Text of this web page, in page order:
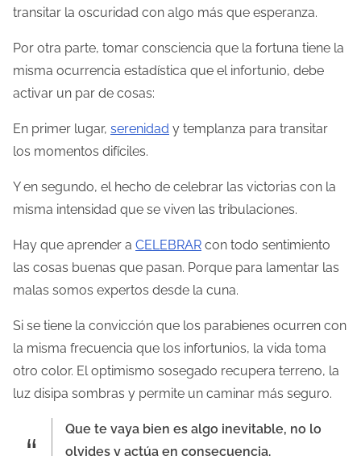
transitar la oscuridad con algo más que esperanza.
Por otra parte, tomar consciencia que la fortuna tiene la
misma ocurrencia estadística que el infortunio, debe
activar un par de cosas:
En primer lugar, serenidad y templanza para transitar
los momentos difíciles.
Y en segundo, el hecho de celebrar las victorias con la
misma intensidad que se viven las tribulaciones.
Hay que aprender a CELEBRAR con todo sentimiento
las cosas buenas que pasan. Porque para lamentar las
malas somos expertos desde la cuna.
Si se tiene la convicción que los parabienes ocurren con
la misma frecuencia que los infortunios, la vida toma
otro color. El optimismo sosegado recupera terreno, la
luz disipa sombras y permite un caminar más seguro.
Que te vaya bien es algo inevitable, no lo
olvides y actúa en consecuencia.